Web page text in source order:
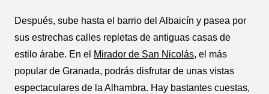
Después, sube hasta el barrio del Albaicín y pasea por
sus estrechas calles repletas de antiguas casas de
estilo árabe. En el Mirador de San Nicolás, el más
popular de Granada, podrás disfrutar de unas vistas
espectaculares de la Alhambra. Hay bastantes cuestas,